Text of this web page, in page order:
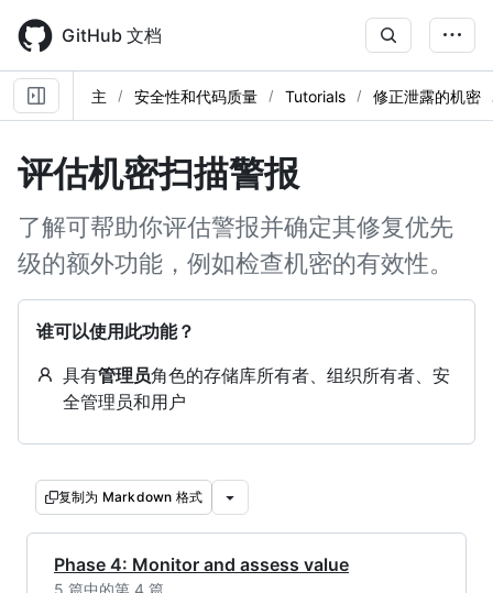
main
content
GitHub 文档
主 安全性和代码质量 Tutorials 修正泄露的机密
评估机密扫描警报
了解可帮助你评估警报并确定其修复优先
级的额外功能，例如检查机密的有效性。
谁可以使用此功能？
具有管理员角色的存储库所有者、组织所有者、安
全管理员和用户
复制为 Markdown 格式
Phase 4: Monitor and assess value
5 篇中的第 4 篇